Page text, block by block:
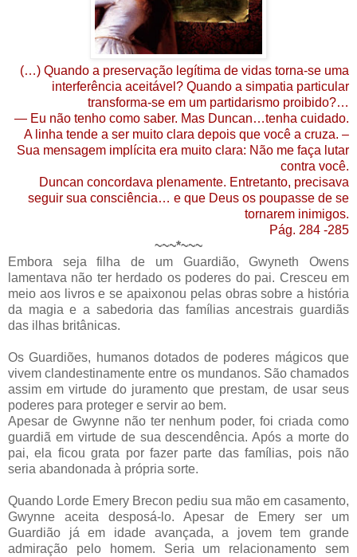
(…) Quando a preservação legítima de vidas torna-se uma
interferência aceitável? Quando a simpatia particular
transforma-se em um partidarismo proibido?…
— Eu não tenho como saber. Mas Duncan…tenha cuidado.
A linha tende a ser muito clara depois que você a cruza. –
Sua mensagem implícita era muito clara: Não me faça lutar
contra você.
Duncan concordava plenamente. Entretanto, precisava
seguir sua consciência… e que Deus os poupasse de se
tornarem inimigos.
Pág. 284 -285
~~~*~~~
Embora seja filha de um Guardião, Gwyneth Owens
lamentava não ter herdado os poderes do pai. Cresceu em
meio aos livros e se apaixonou pelas obras sobre a história
da magia e a sabedoria das famílias ancestrais guardiãs
das ilhas britânicas.
Os Guardiões, humanos dotados de poderes mágicos que
vivem clandestinamente entre os mundanos. São chamados
assim em virtude do juramento que prestam, de usar seus
poderes para proteger e servir ao bem.
Apesar de Gwynne não ter nenhum poder, foi criada como
guardiã em virtude de sua descendência. Após a morte do
pai, ela ficou grata por fazer parte das famílias, pois não
seria abandonada à própria sorte.
Quando Lorde Emery Brecon pediu sua mão em casamento,
Gwynne aceita desposá-lo. Apesar de Emery ser um
Guardião já em idade avançada, a jovem tem grande
admiração pelo homem. Seria um relacionamento sem